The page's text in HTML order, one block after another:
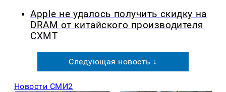
Apple не удалось получить скидку на
DRAM от китайского производителя
CXMT
Следующая новость ↓
Новости СМИ2